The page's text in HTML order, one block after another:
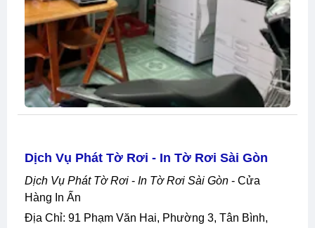
Dịch Vụ Phát Tờ Rơi - In Tờ Rơi Sài Gòn
Dịch Vụ Phát Tờ Rơi - In Tờ Rơi Sài Gòn - Cửa
Hàng In Ấn
Địa Chỉ: 91 Phạm Văn Hai, Phường 3, Tân Bình,